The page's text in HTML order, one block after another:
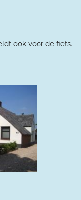
ook voor de fiets.